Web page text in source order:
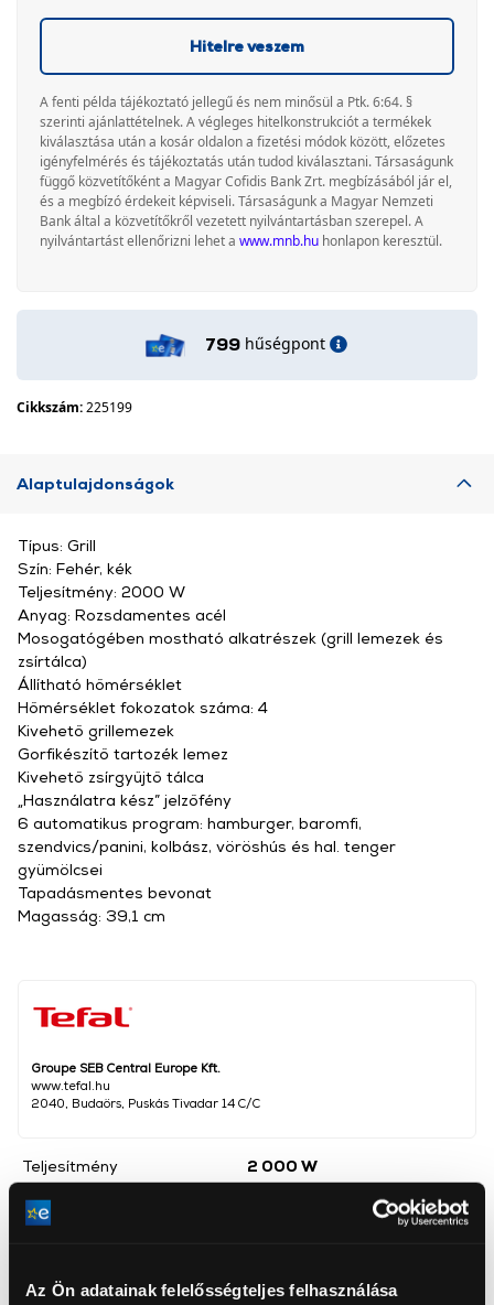
Az Ön adatainak felelősségteljes felhasználása
Hitelre veszem
A fenti példa tájékoztató jellegű és nem minősül a Ptk. 6:64. §
szerinti ajánlattételnek. A végleges hitelkonstrukciót a termékek
kiválasztása után a kosár oldalon a fizetési módok között, előzetes
igényfelmérés és tájékoztatás után tudod kiválasztani. Társaságunk
függő közvetítőként a Magyar Cofidis Bank Zrt. megbízásából jár el,
és a megbízó érdekeit képviseli. Társaságunk a Magyar Nemzeti
Bank által a közvetítőkről vezetett nyilvántartásban szerepel. A
nyilvántartást ellenőrizni lehet a www.mnb.hu honlapon keresztül.
799 hűségpont
Cikkszám:225199
Alaptulajdonságok
Groupe SEB Central Europe Kft.
www.tefal.hu
2040, Budaörs, Puskás Tivadar 14 C/C
Teljesítmény
2 000 W
Szabályozható hőmérséklet
Nettó súly
Típus: Grill
Szín: Fehér, kék
Teljesítmény: 2000 W
Anyag: Rozsdamentes acél
Mosogatógében mostható alkatrészek (grill lemezek és
zsírtálca)
Állítható hőmérséklet
Hőmérséklet fokozatok száma: 4
Kivehető grillemezek
Gorfikészítő tartozék lemez
Kivehető zsírgyűjtő tálca
„Használatra kész” jelzőfény
6 automatikus program: hamburger, baromfi,
szendvics/panini, kolbász, vöröshús és hal. tenger
gyümölcsei
Tapadásmentes bevonat
Magasság: 39,1 cm